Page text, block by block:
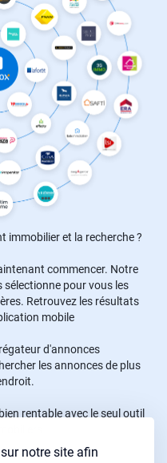
notre site afin
immobilier et la recherche ?
commencer. Notre
sélectionne pour vous les
Retrouvez les résultats
mobile
d'annonces
les annonces de plus
rentable avec le seul outil